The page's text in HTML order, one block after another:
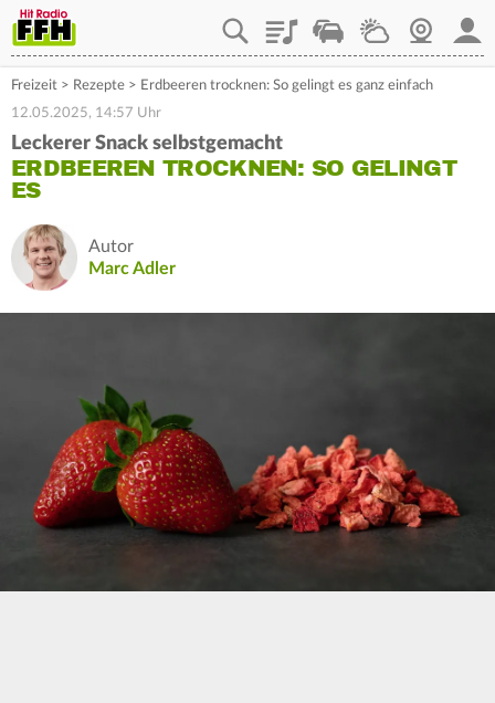
PlaylistStaupilotWetterWebcam
Freizeit > Rezepte > Erdbeeren trocknen: So gelingt es ganz einfach
12.05.2025, 14:57 Uhr
Leckerer Snack selbstgemacht
ERDBEEREN TROCKNEN: SO GELINGT
ES
Autor
Marc Adler